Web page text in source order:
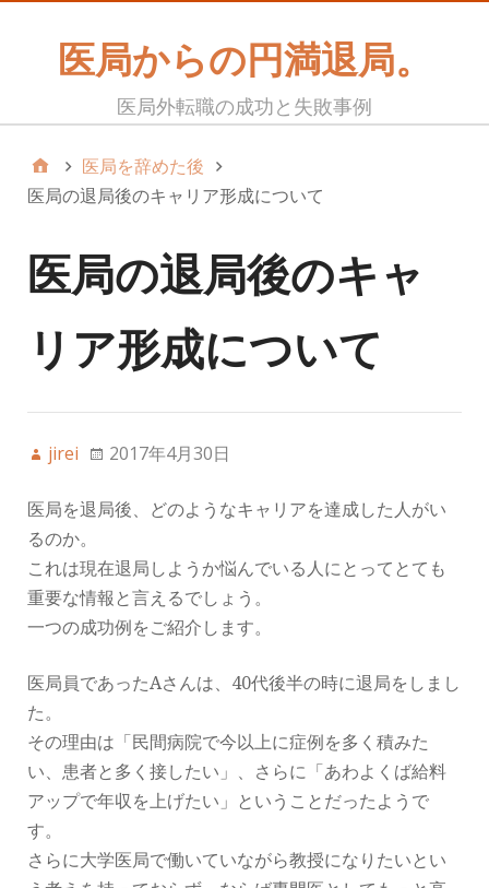
医局からの円満退局。
医局外転職の成功と失敗事例
医局を辞めた後
医局の退局後のキャリア形成について
医局の退局後のキャ
リア形成について
jirei 2017年4月30日
医局を退局後、どのようなキャリアを達成した人がい
るのか。
これは現在退局しようか悩んでいる人にとってとても
重要な情報と言えるでしょう。
一つの成功例をご紹介します。
医局員であったAさんは、40代後半の時に退局をしまし
た。
その理由は「民間病院で今以上に症例を多く積みた
い、患者と多く接したい」、さらに「あわよくば給料
アップで年収を上げたい」ということだったようで
す。
さらに大学医局で働いていながら教授になりたいとい